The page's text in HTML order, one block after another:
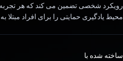
رویکرد شخصی تضمین می کند که هر
محیط یادگیری حمایتی را برای افراد مبتلا
ساخته شده با